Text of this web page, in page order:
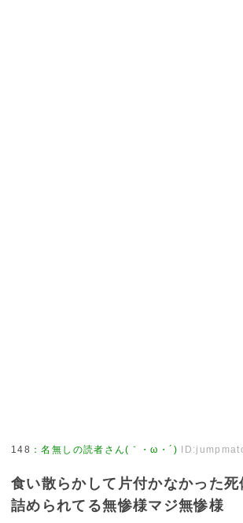
148 ：名無しの読者さん(｀・ω・´)
食い散らかして片付かなかった
詰められてる無惨様マジ無惨様